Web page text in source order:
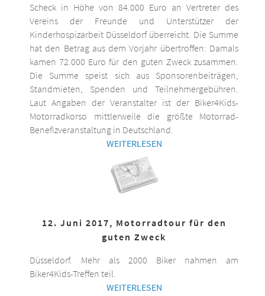
Scheck in Höhe von 84.000 Euro an Vertreter des
Vereins der Freunde und Unterstützer der
Kinderhospizarbeit Düsseldorf überreicht. Die Summe
hat den Betrag aus dem Vorjahr übertroffen: Damals
kamen 72.000 Euro für den guten Zweck zusammen.
Die Summe speist sich aus Sponsorenbeiträgen,
Standmieten, Spenden und Teilnehmergebühren.
Laut Angaben der Veranstalter ist der Biker4Kids-
Motorradkorso mittlerweile die größte Motorrad-
Benefizveranstaltung in Deutschland.
WEITERLESEN
12. Juni 2017, Motorradtour für den
guten Zweck
Düsseldorf. Mehr als 2000 Biker nahmen am
Biker4Kids-Treffen teil.
WEITERLESEN